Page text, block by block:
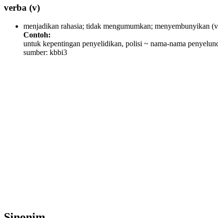
verba (v)
menjadikan rahasia; tidak mengumumkan; menyembunyikan
Contoh:
untuk kepentingan penyelidikan, polisi ~ nama-nama
sumber: kbbi3